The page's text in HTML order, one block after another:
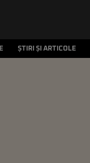
ȘTIRI ȘI ARTICOLE